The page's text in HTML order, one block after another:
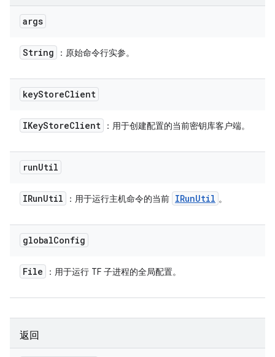
args
String ：原始命令行实参。
keyStoreClient
IKeyStoreClient ：用于创建配置的当前密钥库客户端。
runUtil
IRunUtil ：用于运行主机命令的当前 IRunUtil 。
globalConfig
File ：用于运行 TF 子进程的全局配置。
返回